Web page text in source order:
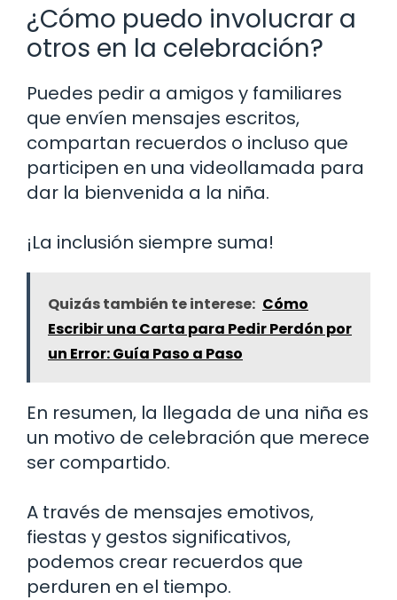
¿Cómo puedo involucrar a
otros en la celebración?
Puedes pedir a amigos y familiares
que envíen mensajes escritos,
compartan recuerdos o incluso que
participen en una videollamada para
dar la bienvenida a la niña.
¡La inclusión siempre suma!
Quizás también te interese: Cómo
Escribir una Carta para Pedir Perdón por
un Error: Guía Paso a Paso
En resumen, la llegada de una niña es
un motivo de celebración que merece
ser compartido.
A través de mensajes emotivos,
fiestas y gestos significativos,
podemos crear recuerdos que
perduren en el tiempo.